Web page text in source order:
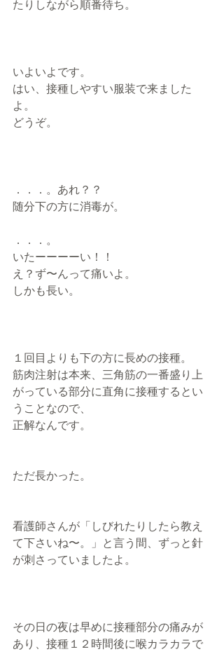
たりしながら順番待ち。
いよいよです。
はい、接種しやすい服装で来ました
よ。
どうぞ。
．．．。あれ？？
随分下の方に消毒が。
．．．。
いたーーーーい！！
え？ず〜んって痛いよ。
しかも長い。
１回目よりも下の方に長めの接種。
筋肉注射は本来、三角筋の一番盛り上
がっている部分に直角に接種するとい
うことなので、
正解なんです。
ただ長かった。
看護師さんが「しびれたりしたら教え
て下さいね〜。」と言う間、ずっと針
が刺さっていましたよ。
その日の夜は早めに接種部分の痛みが
あり、接種１２時間後に喉カラカラで